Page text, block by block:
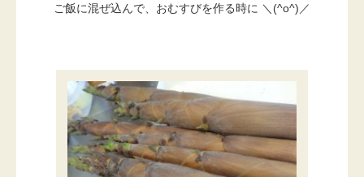
ご飯に混ぜ込んで、おむすびを作る時に ＼(^o^)／